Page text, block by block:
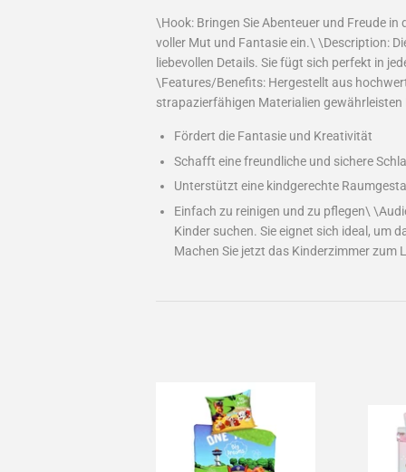
\Hook: Bringen Sie Abenteuer und Freude
voller Mut und Fantasie ein.\ \Description:
liebevollen Details. Sie fügt sich perfekt in
\Features/Benefits: Hergestellt aus
strapazierfähigen Materialien
Fördert die Fantasie und Kreativität
Schafft eine freundliche und sichere
Unterstützt eine kindgerechte
Einfach zu reinigen und zu pflegen\
Kinder suchen. Sie eignet sich ideal, um
Machen Sie jetzt das Kinderzimmer zum